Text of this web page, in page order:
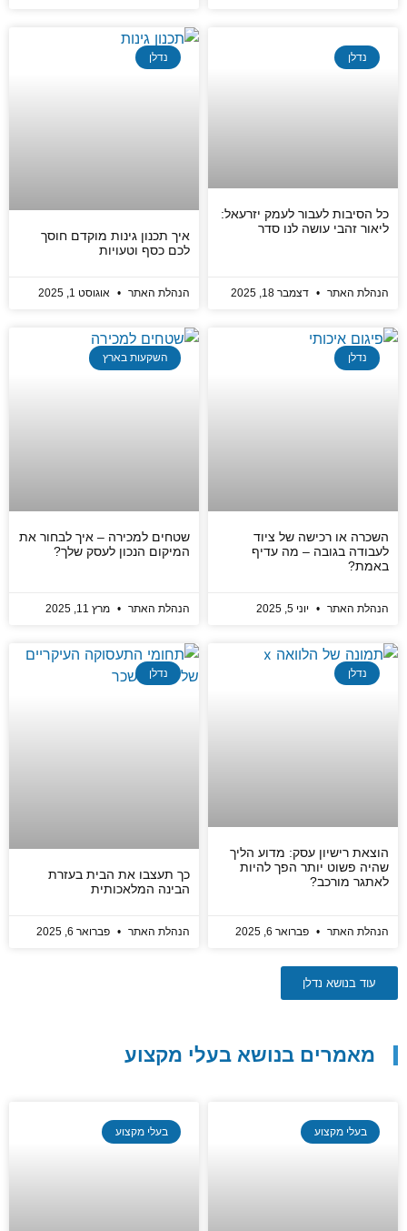
נדלן
כל הסיבות לעבור לעמק יזרעאל:
ליאור זהבי עושה לנו סדר
הנהלת האתר דצמבר 18, 2025
נדלן
איך תכנון גינות מוקדם חוסך
לכם כסף וטעויות
הנהלת האתר אוגוסט 1, 2025
נדלן
השכרה או רכישה של ציוד
לעבודה בגובה – מה עדיף
באמת?
הנהלת האתר יוני 5, 2025
השקעות בארץ
שטחים למכירה – איך לבחור את
המיקום הנכון לעסק שלך?
הנהלת האתר מרץ 11, 2025
נדלן
הוצאת רישיון עסק: מדוע הליך
שהיה פשוט יותר הפך להיות
לאתגר מורכב?
הנהלת האתר פברואר 6, 2025
נדלן
כך תעצבו את הבית בעזרת
הבינה המלאכותית
הנהלת האתר פברואר 6, 2025
עוד בנושא נדלן
מאמרים בנושא בעלי מקצוע
בעלי מקצוע בעלי מקצוע